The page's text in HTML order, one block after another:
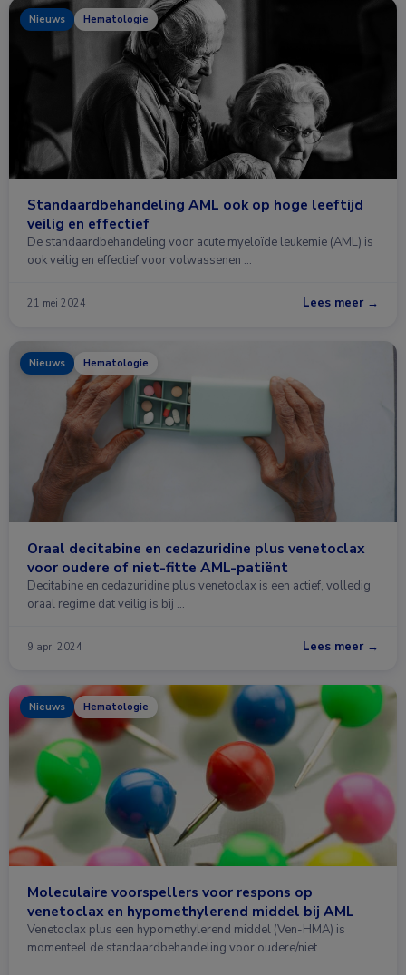
Nieuws Hematologie
Standaardbehandeling AML ook op hoge leeftijd
veilig en effectief
De standaardbehandeling voor acute myeloïde leukemie (AML) is
ook veilig en effectief voor volwassenen …
21 mei 2024 Lees meer →
Nieuws Hematologie
Oraal decitabine en cedazuridine plus venetoclax
voor oudere of niet-fitte AML-patiënt
Decitabine en cedazuridine plus venetoclax is een actief, volledig
oraal regime dat veilig is bij …
9 apr. 2024 Lees meer →
Nieuws Hematologie
Moleculaire voorspellers voor respons op
venetoclax en hypomethylerend middel bij AML
Venetoclax plus een hypomethylerend middel (Ven-HMA) is
momenteel de standaardbehandeling voor oudere/niet …